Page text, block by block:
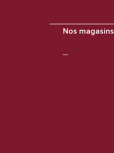
Nos magasins